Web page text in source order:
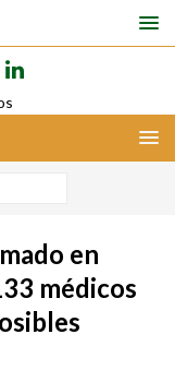
en
médicos